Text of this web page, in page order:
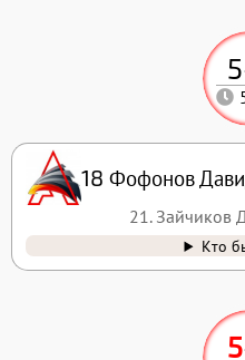
5
5
18 Фофонов
21. Зайчиков
Кто